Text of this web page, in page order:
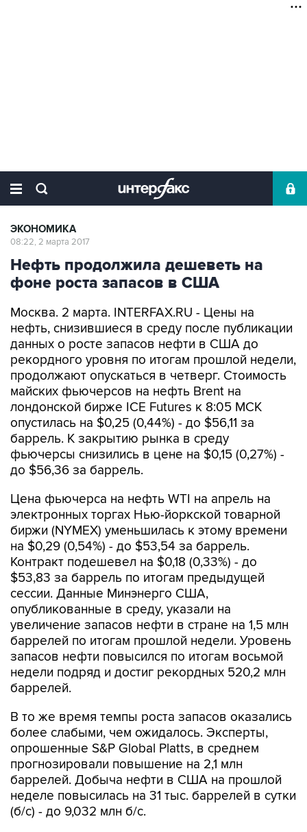
ЭКОНОМИКА
08:22, 2 марта 2017
Нефть продолжила дешеветь на
фоне роста запасов в США
Москва. 2 марта. INTERFAX.RU - Цены на
нефть, снизившиеся в среду после публикации
данных о росте запасов нефти в США до
рекордного уровня по итогам прошлой недели,
продолжают опускаться в четверг. Стоимость
майских фьючерсов на нефть Brent на
лондонской бирже ICE Futures к 8:05 МСК
опустилась на $0,25 (0,44%) - до $56,11 за
баррель. К закрытию рынка в среду
фьючерсы снизились в цене на $0,15 (0,27%) -
до $56,36 за баррель.
Цена фьючерса на нефть WTI на апрель на
электронных торгах Нью-йоркской товарной
биржи (NYMEX) уменьшилась к этому времени
на $0,29 (0,54%) - до $53,54 за баррель.
Контракт подешевел на $0,18 (0,33%) - до
$53,83 за баррель по итогам предыдущей
сессии. Данные Минэнерго США,
опубликованные в среду, указали на
увеличение запасов нефти в стране на 1,5 млн
баррелей по итогам прошлой недели. Уровень
запасов нефти повысился по итогам восьмой
недели подряд и достиг рекордных 520,2 млн
баррелей.
В то же время темпы роста запасов оказались
более слабыми, чем ожидалось. Эксперты,
опрошенные S&P Global Platts, в среднем
прогнозировали повышение на 2,1 млн
баррелей. Добыча нефти в США на прошлой
неделе повысилась на 31 тыс. баррелей в сутки
(б/с) - до 9,032 млн б/с.